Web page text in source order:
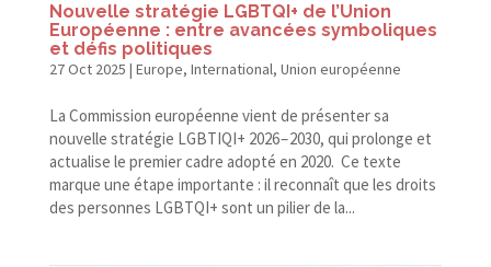
Nouvelle stratégie LGBTQI+ de l’Union
Européenne : entre avancées symboliques
et défis politiques
27 Oct 2025 | Europe, International, Union européenne
La Commission européenne vient de présenter sa
nouvelle stratégie LGBTIQI+ 2026 – 2030, qui prolonge et
actualise le premier cadre adopté en 2020. Ce texte
marque une étape importante : il reconnaît que les droits
des personnes LGBTQI+ sont un pilier de la...